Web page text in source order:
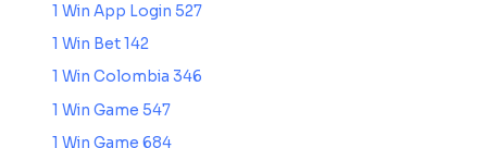
1 Win App Login 527
1 Win Bet 142
1 Win Colombia 346
1 Win Game 547
1 Win Game 684